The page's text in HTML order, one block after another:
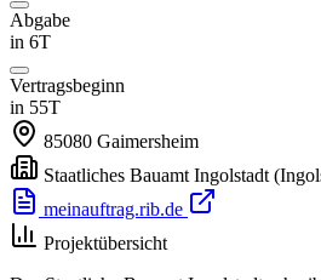
Abgabe
in 6T
Vertragsbeginn
in 55T
85080 Gaimersheim
Staatliches Bauamt Ingolstadt
meinauftrag.rib.de
Projektübersicht